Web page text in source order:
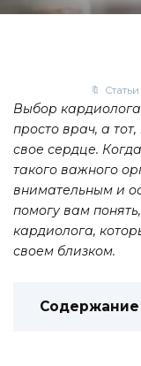
Выбор
просто врач, а
свое сердце.
такого важного
внимательным и
помогу вам
кардиолога,
своем близком.
Содержание